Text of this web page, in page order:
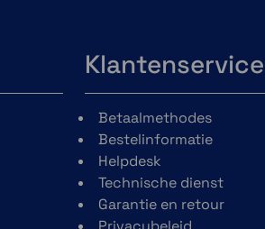
Klantenservice
Betaalmethodes
Bestelinformatie
Helpdesk
Technische dienst
Garantie en retour